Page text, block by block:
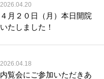
2026.04.20
４月２０日（月）本日開院
いたしました！
2026.04.18
内覧会にご参加いただきあ